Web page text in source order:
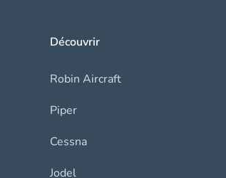
Découvrir
Robin Aircraft
Piper
Cessna
Jodel